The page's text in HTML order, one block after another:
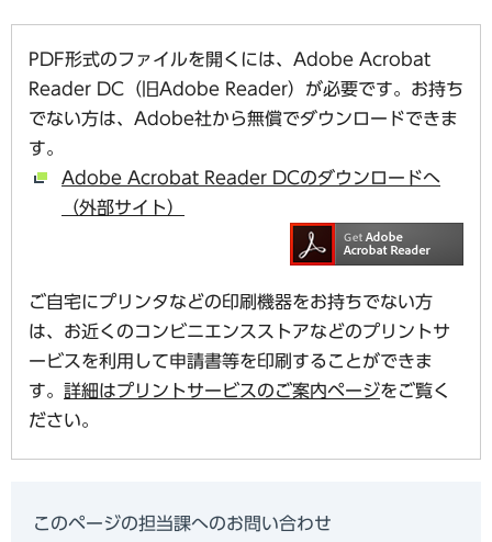
PDF形式のファイルを開くには、Adobe Acrobat
Reader DC（旧Adobe Reader）が必要です。お持ち
でない方は、Adobe社から無償でダウンロードできま
す。
Adobe Acrobat Reader DCのダウンロードへ
（外部サイト）
ご自宅にプリンタなどの印刷機器をお持ちでない方
は、お近くのコンビニエンスストアなどのプリントサ
ービスを利用して申請書等を印刷することができま
す。 詳細はプリントサービスのご案内ページをご覧く
ださい。
このページの担当課へのお問い合わせ